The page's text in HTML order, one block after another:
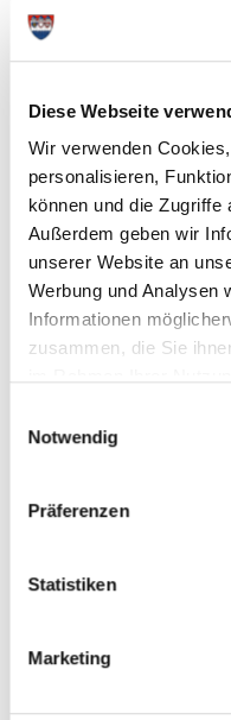
Diese Webseite
Wir verwenden
personalisieren,
können und die
Außerdem geben wir
unserer Website an
Werbung und Analysen
Informationen
zusammen, die Sie
Notwendig
Präferenzen
Statistiken
Marketing
Kirchengemeinde in Horst